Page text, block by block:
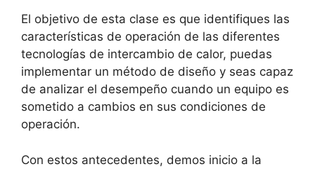
El objetivo de esta clase es que identifiques las
características de operación de las diferentes
tecnologías de intercambio de calor, puedas
implementar un método de diseño y seas capaz
de analizar el desempeño cuando un equipo es
sometido a cambios en sus condiciones de
operación.
Con estos antecedentes, demos inicio a la